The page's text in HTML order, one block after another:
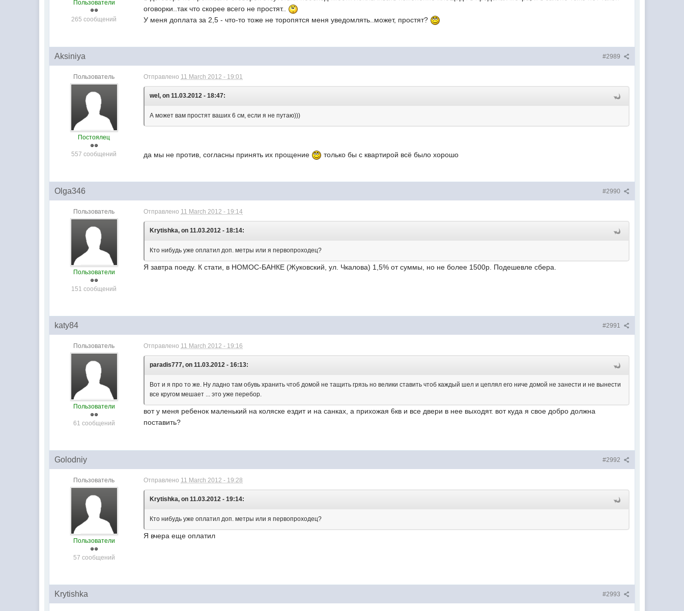
Пользователи
265 сообщений
оговорки..так что скорее всего не простят..
У меня доплата за 2,5 - что-то тоже не торопятся меня уведомлять..может, простят?
#2989
Aksiniya
Пользователь
Постоялец
557 сообщений
Отправлено 11 March 2012 - 19:01
wel, on 11.03.2012 - 18:47:
А может вам простят ваших 6 см, если я не путаю)))
да мы не против, согласны принять их прощение только бы с квартирой всё было хорошо
#2990
Olga346
Пользователь
Пользователи
151 сообщений
Отправлено 11 March 2012 - 19:14
Krytishka, on 11.03.2012 - 18:14:
Кто нибудь уже оплатил доп. метры или я первопроходец?
Я завтра поеду. К стати, в НОМОС-БАНКЕ (Жуковский, ул. Чкалова) 1,5% от суммы, но не более 1500р. Подешевле сбера.
#2991
katy84
Пользователь
Пользователи
61 сообщений
Отправлено 11 March 2012 - 19:16
paradis777, on 11.03.2012 - 16:13:
Вот и я про то же. Ну ладно там обувь хранить чтоб домой не тащить грязь но велики ставить чтоб каждый шел и цеплял его ниче домой не занести и не вынести
все кругом мешает ... это уже перебор.
вот у меня ребенок маленький на коляске ездит и на санках, а прихожая 6кв и все двери в нее выходят. вот куда я свое добро должна
поставить?
#2992
Golodniy
Пользователь
Пользователи
57 сообщений
Отправлено 11 March 2012 - 19:28
Krytishka, on 11.03.2012 - 19:14:
Кто нибудь уже оплатил доп. метры или я первопроходец?
Я вчера еще оплатил
#2993
Krytishka